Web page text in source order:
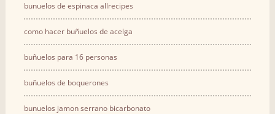
bunuelos de espinaca allrecipes
como hacer buñuelos de acelga
buñuelos para 16 personas
buñuelos de boquerones
bunuelos jamon serrano bicarbonato